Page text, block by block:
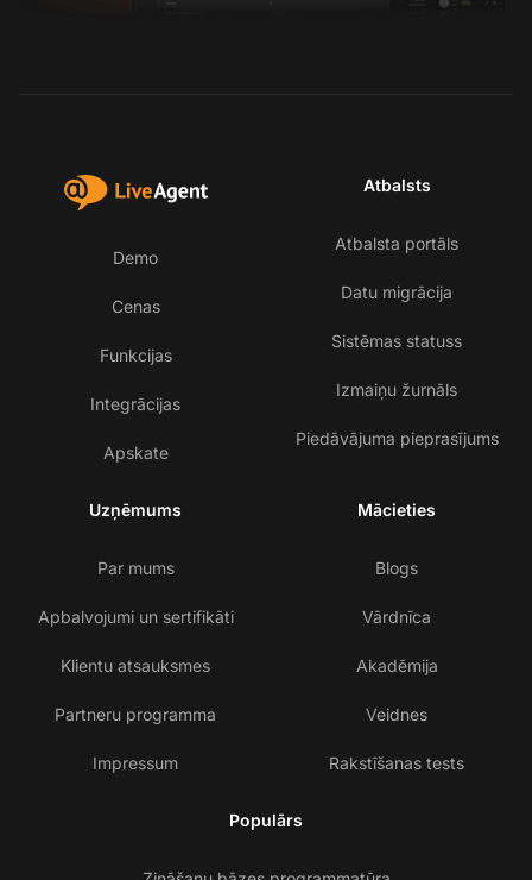
Demo
Cenas
Funkcijas
Integrācijas
Apskate
Atbalsts
Atbalsta portāls
Datu migrācija
Sistēmas statuss
Izmaiņu žurnāls
Piedāvājuma pieprasījums
Uzņēmums
Par mums
Apbalvojumi un sertifikāti
Klientu atsauksmes
Partneru programma
Impressum
Mācieties
Blogs
Vārdnīca
Akadēmija
Veidnes
Rakstīšanas tests
Populārs